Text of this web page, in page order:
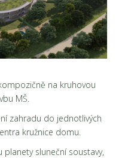
na kruhovou
MŠ.
zahradu do jednotlivých
kružnice domu.
sluneční soustavy,